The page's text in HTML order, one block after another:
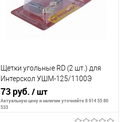
Щетки угольные RD (2 шт.) для
Интерскол УШМ-125/1100Э
6х9х12мм 404-504
73 руб./ шт
Актуальную цену и наличие уточняйте 8 914 55 80
533